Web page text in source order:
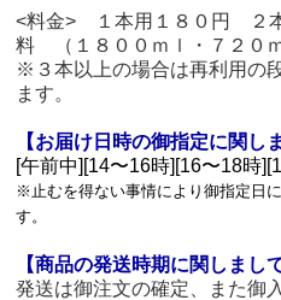
<料金> １本用１８０円 ２
料 （１８００ｍｌ・７２０ｍ
※３本以上の場合は再利用の
ます。
【お届け日時の御指定に関し
[午前中][14〜16時][16〜18時
※止むを得ない事情により御指定日
す。
【商品の発送時期に関しまして
発送は御注文の確定、また御